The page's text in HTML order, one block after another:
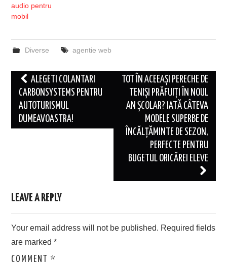
audio pentru
mobil
Diverse agentie web
Post
navigation
ALEGETI COLANTARI
CARBONSYSTEMS PENTRU
AUTOTURISMUL
DUMEAVOASTRA!
TOT ÎN ACEEAȘI PERECHE DE
TENIȘI PRĂFUIȚI ÎN NOUL
AN ȘCOLAR? IATĂ CÂTEVA
MODELE SUPERBE DE
ÎNCĂLȚĂMINTE DE SEZON,
PERFECTE PENTRU
BUGETUL ORICĂREI ELEVE
LEAVE A REPLY
Your email address will not be published. Required fields
are marked*
COMMENT*